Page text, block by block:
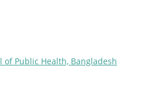
of Public Health, Bangladesh